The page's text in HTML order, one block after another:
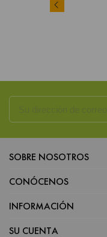
SOBRE NOSOTROS
CONÓCENOS
INFORMACIÓN
SU CUENTA